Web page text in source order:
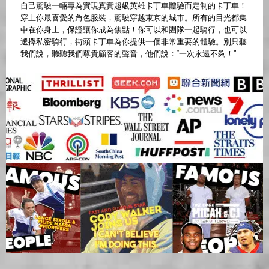
自己駕駛一輛專為實現真實超級英雄卡丁車體驗而定制的卡丁車！
穿上你最喜愛的角色服裝，駕駛穿越東京的城市。所有的目光都集
中在你身上，保證讓你成為焦點！你可以和團隊一起騎行，也可以
選擇私密騎行，街頭卡丁車為你提供一個非常重要的體驗。別只聽
我們說，聽聽我們尊貴顧客的聲音，他們說：“一次永遠不夠！”